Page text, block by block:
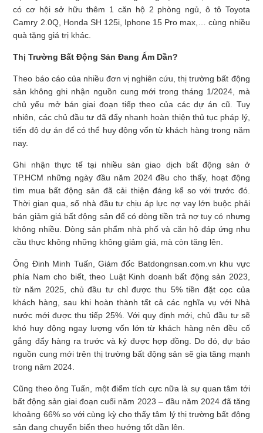
có cơ hội sở hữu thêm 1 căn hộ 2 phòng ngủ, ô tô Toyota
Camry 2.0Q, Honda SH 125i, Iphone 15 Pro max,… cùng nhiều
quà tặng giá trị khác.
Thị Trường Bất Động Sản Đang Ấm Dần?
Theo báo cáo của nhiều đơn vị nghiên cứu, thị trường bất động
sản không ghi nhận nguồn cung mới trong tháng 1/2024, mà
chủ yếu mở bán giai đoạn tiếp theo của các dự án cũ. Tuy
nhiên, các chủ đầu tư đã đẩy nhanh hoàn thiện thủ tục pháp lý,
tiến độ dự án để có thể huy động vốn từ khách hàng trong năm
nay.
Ghi nhận thực tế tại nhiều sàn giao dịch bất động sản ở
TP.HCM những ngày đầu năm 2024 đều cho thấy, hoạt động
tìm mua bất động sản đã cải thiện đáng kể so với trước đó.
Thời gian qua, số nhà đầu tư chịu áp lực nợ vay lớn buộc phải
bán giảm giá bất động sản để có dòng tiền trả nợ tuy có nhưng
không nhiều. Dòng sản phẩm nhà phố và căn hộ đáp ứng nhu
cầu thực không những không giảm giá, mà còn tăng lên.
Ông Đinh Minh Tuấn, Giám đốc Batdongnsan.com.vn khu vực
phía Nam cho biết, theo Luật Kinh doanh bất động sản 2023,
từ năm 2025, chủ đầu tư chỉ được thu 5% tiền đặt cọc của
khách hàng, sau khi hoàn thành tất cả các nghĩa vụ với Nhà
nước mới được thu tiếp 25%. Với quy định mới, chủ đầu tư sẽ
khó huy động ngay lượng vốn lớn từ khách hàng nên đều cố
gắng đẩy hàng ra trước và ký được hợp đồng. Do đó, dự báo
nguồn cung mới trên thị trường bất động sản sẽ gia tăng mạnh
trong năm 2024.
Cũng theo ông Tuấn, một điểm tích cực nữa là sự quan tâm tới
bất động sản giai đoạn cuối năm 2023 – đầu năm 2024 đã tăng
khoảng 66% so với cùng kỳ cho thấy tâm lý thị trường bất động
sản đang chuyển biến theo hướng tốt dần lên.